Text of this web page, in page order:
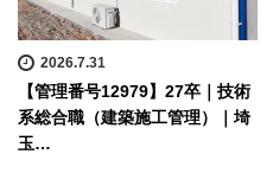
2026.7.31
【管理番号12979】27卒｜技術
系総合職（建築施工管理）｜埼
玉…